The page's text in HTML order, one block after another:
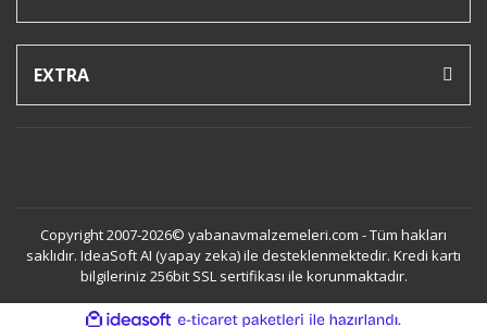
EXTRA
Copyright 2007-2026© yabanavmalzemeleri.com - Tüm hakları
saklıdır. IdeaSoft AI (yapay zeka) ile desteklenmektedir. Kredi kartı
bilgileriniz 256bit SSL sertifikası ile korunmaktadır.
ideasoft e-